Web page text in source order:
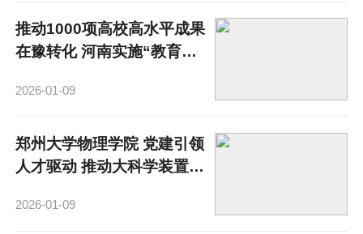
推动1000项高校高水平成果
在豫转化 河南实施“教育助
2026-01-09
郑州大学物理学院 党建引领
人才驱动 推动大科学装置高
2026-01-09